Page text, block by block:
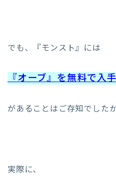
でも、『モンスト』には
『オーブ』を無料で入
があることはご存知でした
実際に、